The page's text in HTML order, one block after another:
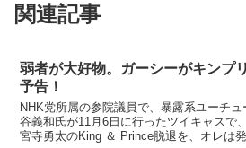
関連記事
弱者が大好物。ガーシーがキンプ
予告！
NHK党所属の参院議員で、暴露系ユーチ
谷義和氏が11月6日に行ったツイキャスで
宮寺勇太のKing ＆ Prince脱退を、オレは